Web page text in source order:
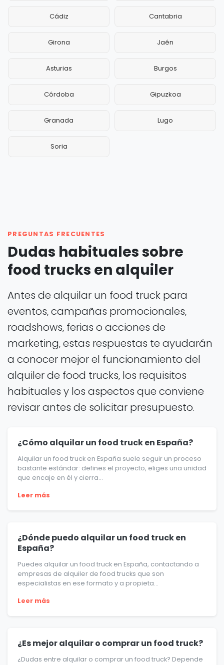
Cádiz Cantabria
Girona Jaén
Asturias Burgos
Córdoba Gipuzkoa
Granada Lugo
Soria
PREGUNTAS FRECUENTES
Dudas habituales sobre
food trucks en alquiler
Antes de alquilar un food truck para
eventos, campañas promocionales,
roadshows, ferias o acciones de
marketing, estas respuestas te ayudarán
a conocer mejor el funcionamiento del
alquiler de food trucks, los requisitos
habituales y los aspectos que conviene
revisar antes de solicitar presupuesto.
¿Cómo alquilar un food truck en España?
Alquilar un food truck en España suele seguir un proceso
bastante estándar: defines el proyecto, eliges una unidad
que encaje en él y cierra...
Leer más
¿Dónde puedo alquilar un food truck en
España?
Puedes alquilar un food truck en España, contactando a
empresas de alquiler de food trucks que son
especialistas en ese formato y a propieta...
Leer más
¿Es mejor alquilar o comprar un food truck?
¿Dudas entre alquilar o comprar un food truck? Depende